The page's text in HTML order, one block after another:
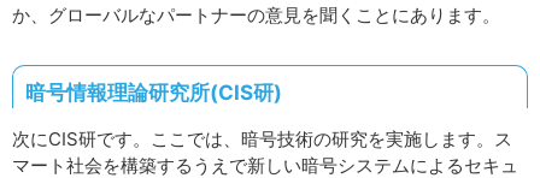
か、グローバルなパートナーの意見を聞くことにあります。
暗号情報理論研究所(CIS研)
次にCIS研です。ここでは、暗号技術の研究を実施します。ス
マート社会を構築するうえで新しい暗号システムによるセキュ